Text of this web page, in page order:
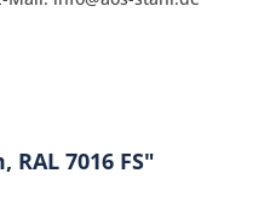
und stimme zu. *
7016 FS"